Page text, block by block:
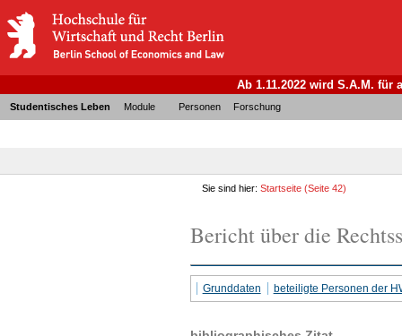
Ab 1.11.2022 wird S.A.M.
Studentisches Leben Module Personen Forschung
Sie sind hier:Startseite (Seite 42)
Bericht über die
Grunddaten beteiligte Personen der